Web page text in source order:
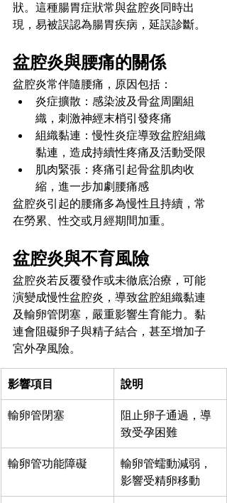
狀。這種腸胃症狀常與盆腔炎同時出
現，易被誤認為腸胃疾病，延誤診斷。
盆腔炎與腰痛的關係
盆腔炎常伴隨腰痛，原因包括：
炎症擴散：感染波及骨盆周圍組
織，刺激神經末梢引發疼痛
組織黏連：慢性炎症導致盆腔組織
黏連，造成持續性疼痛及活動受限
肌肉緊張：疼痛引起骨盆肌肉收
縮，進一步加劇腰痛感
盆腔炎引起的腰痛多為慢性且持續，常
在勞累、性交或月經期間加重。
盆腔炎與不育風險
盆腔炎若反覆發作或未徹底治療，可能
演變成慢性盆腔炎，導致盆腔組織黏連
及輸卵管閉塞，嚴重影響生育能力。黏
連會阻礙卵子與精子結合，甚至增加子
宮外孕風險。
影響項目 說明
輸卵管閉塞
阻止卵子通過，導
致受孕困難
輸卵管功能障礙
輸卵管蠕動減弱，
影響受精卵移動